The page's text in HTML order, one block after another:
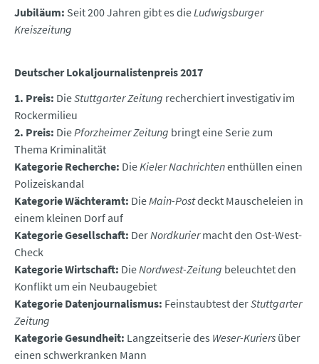
Jubiläum: Seit 200 Jahren gibt es dieLudwigsburger
Kreiszeitung
Deutscher Lokaljournalistenpreis 2017
1. Preis: DieStuttgarter Zeitung recherchiert investigativ im
Rockermilieu
2. Preis: DiePforzheimer Zeitung bringt eine Serie zum
Thema Kriminalität
Kategorie Recherche: DieKieler Nachrichtenenthüllen einen
Polizeiskandal
Kategorie Wächteramt: DieMain-Postdeckt Mauscheleien in
einem kleinen Dorf auf
Kategorie Gesellschaft: DerNordkuriermacht den Ost-West-
Check
Kategorie Wirtschaft: DieNordwest-Zeitung beleuchtet den
Konflikt um ein Neubaugebiet
Kategorie Datenjournalismus: Feinstaubtest derStuttgarter
Zeitung
Kategorie Gesundheit: Langzeitserie des Weser-Kuriers über
einen schwerkranken Mann